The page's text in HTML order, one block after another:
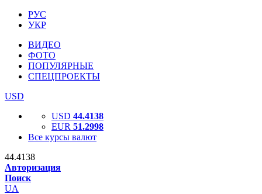
РУС
УКР
ВИДЕО
ФОТО
ПОПУЛЯРНЫЕ
СПЕЦПРОЕКТЫ
USD
USD 44.4138
EUR 51.2998
Все курсы валют
44.4138
Авторизация
Поиск
UA